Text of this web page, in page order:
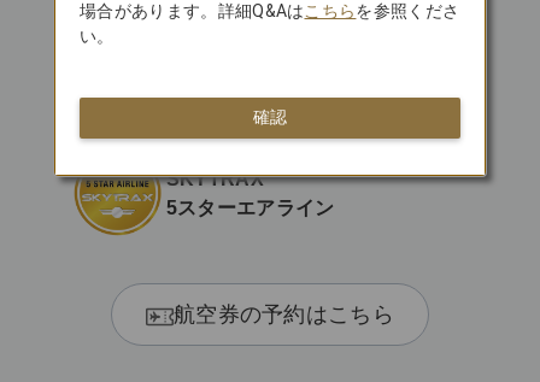
SKYTRAX
5スターエアライン
航空券の予約はこちら
場合があります。詳細Q&Aはこちらを参照くださ
い。
確認